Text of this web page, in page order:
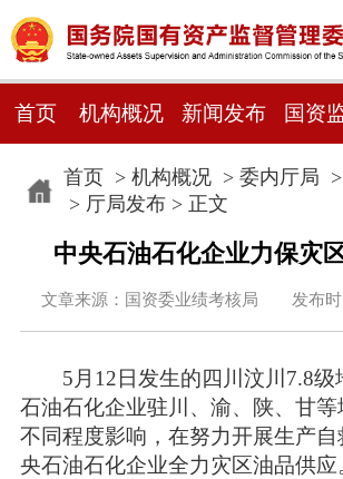
首页 机构概况 新闻发布 国资
首页> 机构概况> 委内厅局 >
> 厅局发布> 正文
中央石油石化企业力保灾
文章来源：国资委业绩考核局 发布时
5月12日发生的四川汶川7.8级
石油石化企业驻川、渝、陕、甘
不同程度影响，在努力开展生产自
央石油石化企业全力灾区油品供应